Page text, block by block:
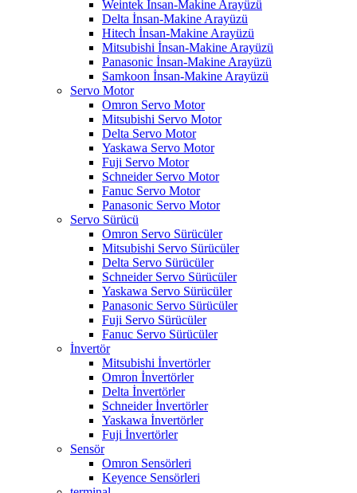
Weintek İnsan-Makine Arayüzü
Delta İnsan-Makine Arayüzü
Hitech İnsan-Makine Arayüzü
Mitsubishi İnsan-Makine Arayüzü
Panasonic İnsan-Makine Arayüzü
Samkoon İnsan-Makine Arayüzü
Servo Motor
Omron Servo Motor
Mitsubishi Servo Motor
Delta Servo Motor
Yaskawa Servo Motor
Fuji Servo Motor
Schneider Servo Motor
Fanuc Servo Motor
Panasonic Servo Motor
Servo Sürücü
Omron Servo Sürücüler
Mitsubishi Servo Sürücüler
Delta Servo Sürücüler
Schneider Servo Sürücüler
Yaskawa Servo Sürücüler
Panasonic Servo Sürücüler
Fuji Servo Sürücüler
Fanuc Servo Sürücüler
İnvertör
Mitsubishi İnvertörler
Omron İnvertörler
Delta İnvertörler
Schneider İnvertörler
Yaskawa İnvertörler
Fuji İnvertörler
Sensör
Omron Sensörleri
Keyence Sensörleri